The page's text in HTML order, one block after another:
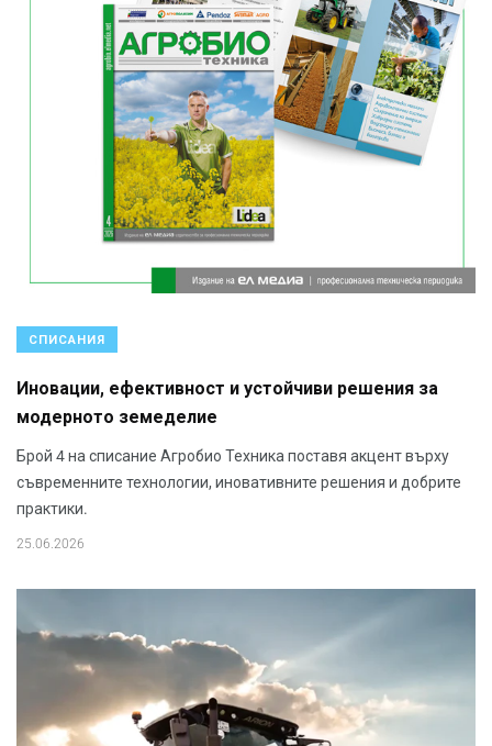
СПИСАНИЯ
Иновации, ефективност и устойчиви решения за
модерното земеделие
Брой 4 на списание Агробио Техника поставя акцент върху
съвременните технологии, иновативните решения и добрите
практики.
25.06.2026